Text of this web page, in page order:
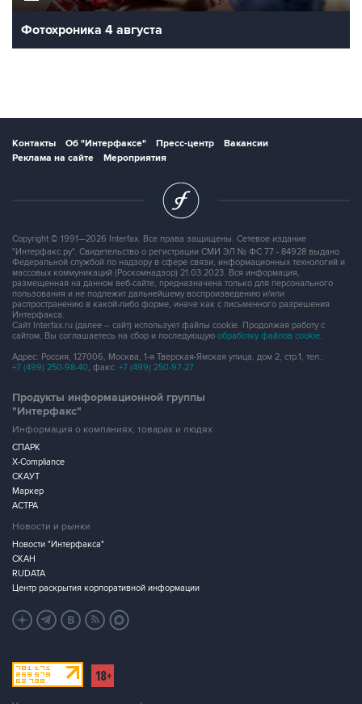
Фотохроника 4 августа
Контакты Об "Интерфаксе" Пресс-центр
Вакансии
Реклама на сайте
Мероприятия
Copyright © 1991—2026 Interfax. Все права защищены. Сетевое издание
"Интерфакс.ру". Свидетельство о регистрации СМИ ЭЛ № ФС 77 - 84928 выдано
Федеральной службой по надзору в сфере связи, информационных технологий и
массовых коммуникаций (Роскомнадзор) 21.03.2023. Вся информация,
размещенная на данном веб-сайте, предназначена только для персонального
пользования и не подлежит дальнейшему воспроизведению и/или
распространению в какой-либо форме, иначе как с письменного разрешения
Интерфакса.
Сайт Interfax.ru (далее – сайт) использует файлы cookie. Продолжая работу с
сайтом, Вы соглашаетесь на сбор и последующую обработку файлов cookie.
Адрес: Россия, 127006, Москва, 1-я Тверская-Ямская улица, дом 2, стр.1, тел.:
+7 (499) 250-98-40, факс: +7 (499) 250-97-27
Продукты информационной группы
"Интерфакс"
Информация о компаниях, товарах и людях
СПАРК
X-Compliance
СКАУТ
Маркер
АСТРА
Новости и рынки
Новости "Интерфакса"
СКАН
RUDATA
Центр раскрытия корпоративной информации